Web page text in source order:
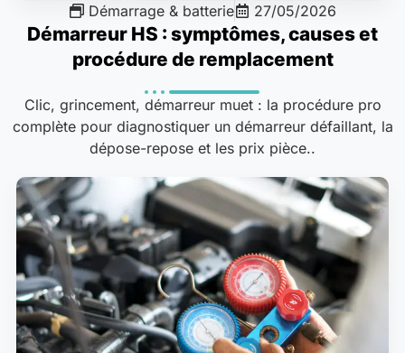
Démarrage & batterie 27/05/2026
Démarreur HS : symptômes, causes et
procédure de remplacement
Clic, grincement, démarreur muet : la procédure pro
complète pour diagnostiquer un démarreur défaillant, la
dépose-repose et les prix pièce..